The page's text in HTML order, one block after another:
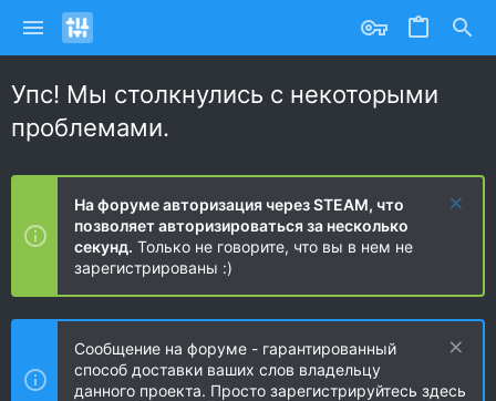
Упс! Мы столкнулись с некоторыми
проблемами.
На форуме авторизация через STEAM, что
позволяет авторизироваться за несколько
секунд. Только не говорите, что вы в нем не
зарегистрированы :)
Сообщение на форуме - гарантированный
способ доставки ваших слов владельцу
данного проекта. Просто зарегистрируйтесь здесь